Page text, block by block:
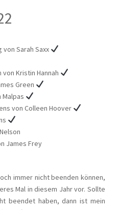
von Sarah Saxx
Kristin Hannah
Green
Malpas
von Colleen Hoover
James Frey
immer nicht beenden können,
Mal in diesem Jahr vor. Sollte
beendet haben, dann ist mein